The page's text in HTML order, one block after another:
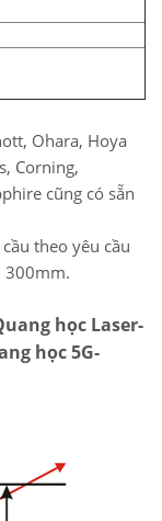
Ohara, Hoya
Corning,
cũng có sẵn
theo yêu cầu
300mm.
học Laser-
học 5G-